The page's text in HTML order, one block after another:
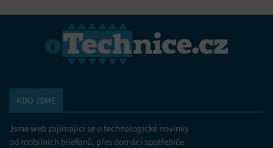
KDO JSME
Jsme web zajímající se o technologické novinky
od mobilních telefonů, přes domácí spotřebiče